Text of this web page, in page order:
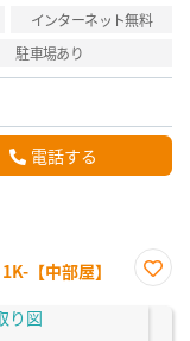
インターネット無料
駐車場あり
電話する
【中部屋】
に入